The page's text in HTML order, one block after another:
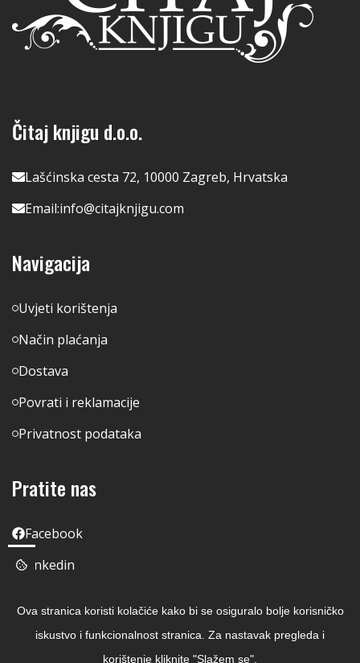
Čitaj knjigu d.o.o.
Lašćinska cesta 72, 10000 Zagreb, Hrvatska
Email:info@citajknjigu.com
Navigacija
Uvjeti korištenja
Način plaćanja
Dostava
Povrati i reklamacije
Privatnost podataka
Pratite nas
Facebook
Linkedin
Youtube
Ova stranica koristi kolačiće kako bi se osiguralo bolje korisničko
iskustvo i funkcionalnost stranica. Za nastavak pregleda i
korištenje kliknite "Slažem se".